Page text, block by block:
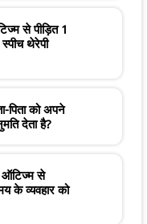
से पीड़ित 1
थेरेपी
पिता को अपने
देता है?
ऑटिज्म से
के व्यवहार को